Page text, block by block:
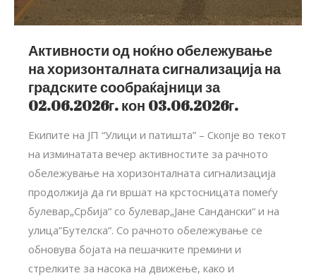
Активности од ноќно обележување
на хоризонталната сигнализација на
градските сообраќајници за
02.06.2026г. кон 03.06.2026г.
Екипите на ЈП “Улици и патишта” – Скопје во текот
на изминатата вечер активностите за рачното
обележување на хоризонталната сигнализација
продолжија да ги вршат на крстосницата помеѓу
булевар„Србија“ со булевар„Јане Сандански“ и на
улица”Бутелска”. Со рачното обележување се
обновува бојата на пешачките премини и
стрелките за насока на движење, како и